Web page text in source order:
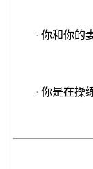
· 你和你的
· 你是在操